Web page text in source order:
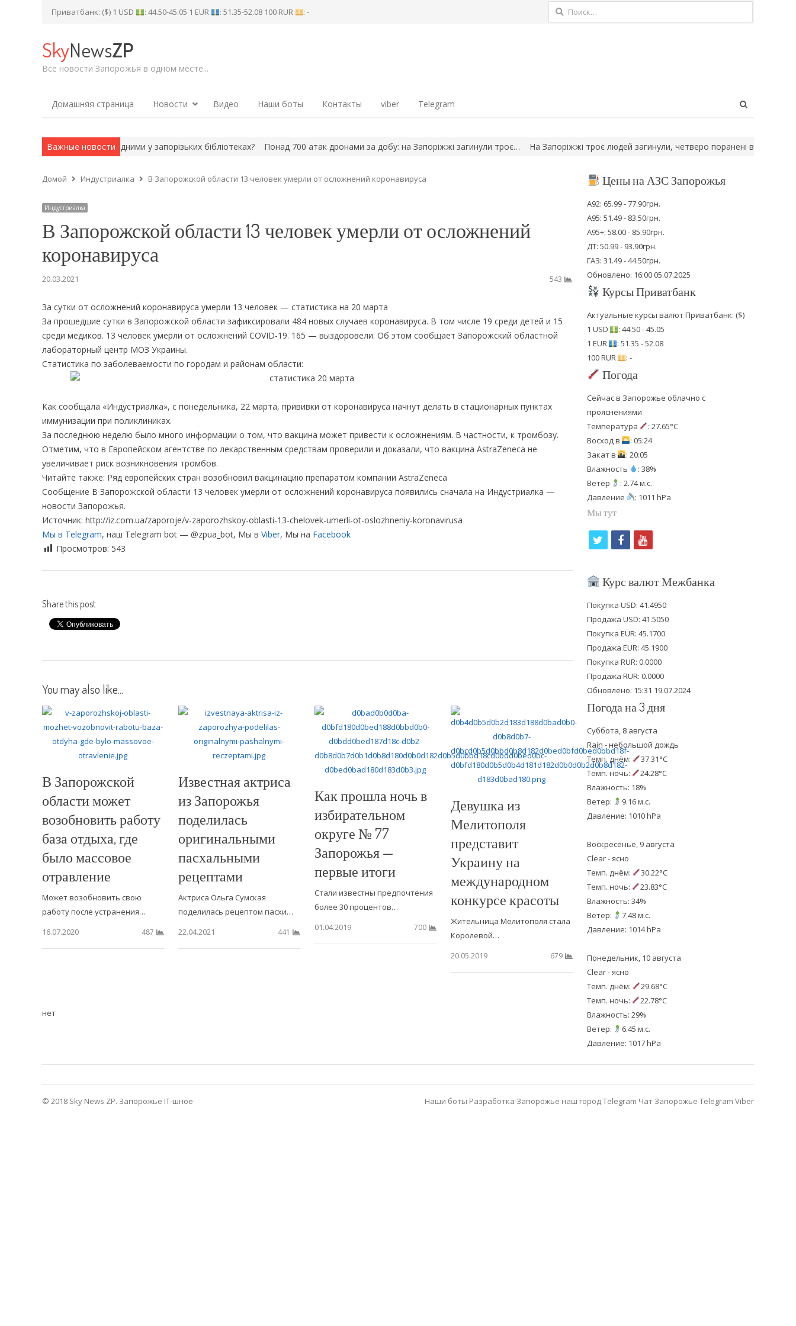
Приватбанк: ($) 1 USD : 44.50-45.05 1 EUR : 51.35-52.08 100 RUR : - Найти:
SkyNewsZP
Все новости Запорожья в одном месте...
Домашняя страница Новости Видео Наши боты Контакты viber Telegram
Важные новости
Що буде цими вихідними у запорізьких бібліотеках? Понад 700 атак дронами за добу: на Запоріжжі загинули троє… На Запоріжжі троє людей загинули, четверо поранені внаслідок атак рф
Домой Индустриалка В Запорожской области 13 человек умерли от осложнений коронавируса
Индустриалка
В Запорожской области 13 человек умерли от осложнений
коронавируса
20.03.2021 543
За сутки от осложнений коронавируса умерли 13 человек — статистика на 20 марта
За прошедшие сутки в Запорожской области зафиксировали 484 новых случаев коронавируса. В том числе 19 среди детей и 15
среди медиков. 13 человек умерли от осложнений COVID-19. 165 — выздоровели. Об этом сообщает Запорожский областной
лабораторный центр МОЗ Украины.
Статистика по заболеваемости по городам и районам области:
Как сообщала «Индустриалка», с понедельника, 22 марта, прививки от коронавируса начнут делать в стационарных пунктах
иммунизации при поликлиниках.
За последнюю неделю было много информации о том, что вакцина может привести к осложнениям. В частности, к тромбозу.
Отметим, что в Европейском агентстве по лекарственным средствам проверили и доказали, что вакцина AstraZeneca не
увеличивает риск возникновения тромбов.
Читайте также: Ряд европейских стран возобновил вакцинацию препаратом компании АstraZeneca
Сообщение В Запорожской области 13 человек умерли от осложнений коронавируса появились сначала на Индустриалка —
новости Запорожья.
Источник: http://iz.com.ua/zaporoje/v-zaporozhskoy-oblasti-13-chelovek-umerli-ot-oslozhneniy-koronavirusa
Мы в Telegram, наш Telegram bot — @zpua_bot, Мы в Viber, Мы на Facebook
Просмотров: 543
Share this post
You may also like...
В Запорожской
области может
возобновить работу
база отдыха, где
было массовое
отравление
Может возобновить свою
работу после устранения…
16.07.2020
487
Известная актриса
из Запорожья
поделилась
оригинальными
пасхальными
рецептами
Актриса Ольга Сумская
поделилась рецептом пасхи…
22.04.2021
441
Как прошла ночь в
избирательном
округе № 77
Запорожья —
первые итоги
Стали известны предпочтения
более 30 процентов…
01.04.2019
700
Девушка из
Мелитополя
представит
Украину на
международном
конкурсе красоты
Жительница Мелитополя стала
Королевой…
20.05.2019
679
нет
Цены на АЗС Запорожья
А92: 65.99 - 77.90грн.
А95: 51.49 - 83.50грн.
А95+: 58.00 - 85.90грн.
ДТ: 50.99 - 93.90грн.
ГАЗ: 31.49 - 44.50грн.
Обновлено: 16:00 05.07.2025
Курсы Приватбанк
Актуальные курсы валют Приватбанк: ($)
1 USD
: 44.50 - 45.05
1 EUR
: 51.35 - 52.08
100 RUR
: -
Погода
Сейчас в Запорожье облачно с
прояснениями
Температура
: 27.65°C
Восход в
: 05:24
Закат в
: 20:05
Влажность
: 38%
Ветер
: 2.74 м.с.
Давление
: 1011 hPa
Мы тут
i
t
e
r
f
c
b
o
o
k
y
u
u
b
e
Курс валют Межбанка
Покупка USD: 41.4950
Продажа USD: 41.5050
Покупка EUR: 45.1700
Продажа EUR: 45.1900
Покупка RUR: 0.0000
Продажа RUR: 0.0000
Обновлено: 15:31 19.07.2024
Погода на 3 дня
Суббота, 8 августа
Rain - небольшой дождь
Темп. днём:
37.31°C
Темп. ночь:
24.28°C
Влажность: 18%
Ветер:
9.16 м.с.
Давление: 1010 hPa
Воскресенье, 9 августа
Clear - ясно
Темп. днём:
30.22°C
Темп. ночь:
23.83°C
Влажность: 34%
Ветер:
7.48 м.с.
Давление: 1014 hPa
Понедельник, 10 августа
Clear - ясно
Темп. днём:
29.68°C
Темп. ночь:
22.78°C
Влажность: 29%
Ветер:
6.45 м.с.
Давление: 1017 hPa
© 2018 Sky News ZP. Запорожье IT-шное Наши боты Разработка Запорожье наш город Telegram Чат Запорожье Telegram Viber